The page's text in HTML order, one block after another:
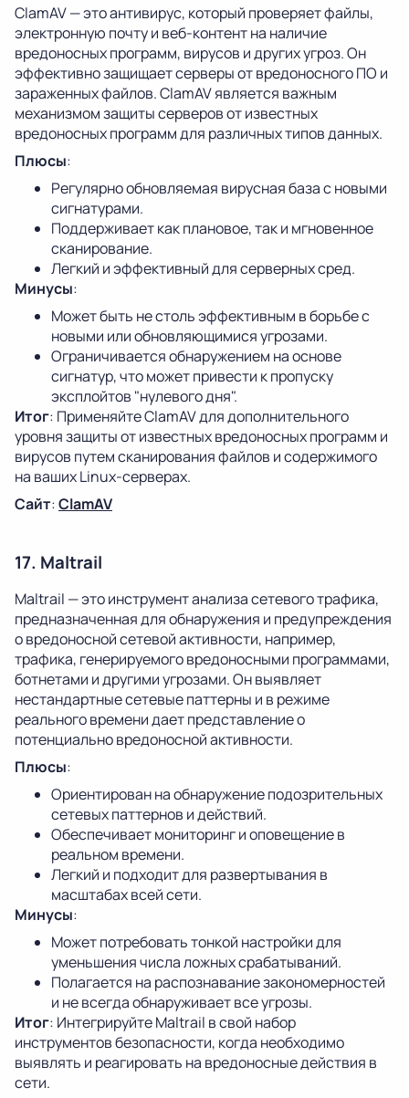
ClamAV — это антивирус, который проверяет файлы,
электронную почту и веб-контент на наличие
вредоносных программ, вирусов и других угроз. Он
эффективно защищает серверы от вредоносного ПО и
зараженных файлов. ClamAV является важным
механизмом защиты серверов от известных
вредоносных программ для различных типов данных.
Плюсы:
Регулярно обновляемая вирусная база с новыми
сигнатурами.
Поддерживает как плановое, так и мгновенное
сканирование.
Легкий и эффективный для серверных сред.
Минусы:
Может быть не столь эффективным в борьбе с
новыми или обновляющимися угрозами.
Ограничивается обнаружением на основе
сигнатур, что может привести к пропуску
эксплойтов "нулевого дня".
Итог: Применяйте ClamAV для дополнительного
уровня защиты от известных вредоносных программ и
вирусов путем сканирования файлов и содержимого
на ваших Linux-серверах.
Сайт:ClamAV
17. Maltrail
Maltrail — это инструмент анализа сетевого трафика,
предназначенная для обнаружения и предупреждения
о вредоносной сетевой активности, например,
трафика, генерируемого вредоносными программами,
ботнетами и другими угрозами. Он выявляет
нестандартные сетевые паттерны и в режиме
реального времени дает представление о
потенциально вредоносной активности.
Плюсы:
Ориентирован на обнаружение подозрительных
сетевых паттернов и действий.
Обеспечивает мониторинг и оповещение в
реальном времени.
Легкий и подходит для развертывания в
масштабах всей сети.
Минусы:
Может потребовать тонкой настройки для
уменьшения числа ложных срабатываний.
Полагается на распознавание закономерностей
и не всегда обнаруживает все угрозы.
Итог: Интегрируйте Maltrail в свой набор
инструментов безопасности, когда необходимо
выявлять и реагировать на вредоносные действия в
сети.